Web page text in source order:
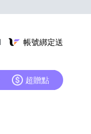
帳號綁定送
超贈點